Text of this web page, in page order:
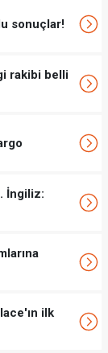
sonuçlar!
rakibi belli
İngiliz:
ilk